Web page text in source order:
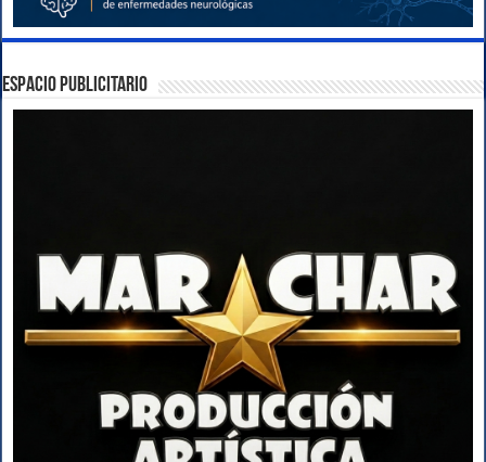
ESPACIO PUBLICITARIO